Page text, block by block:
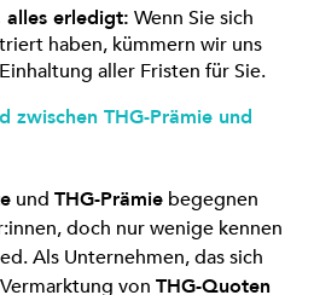
alles erledigt: Wenn Sie sich
haben, kümmern wir uns
aller Fristen für Sie.
zwischen THG-Prämie und
und THG-Prämie begegnen
doch nur wenige kennen
Als Unternehmen, das sich
von THG-Quoten